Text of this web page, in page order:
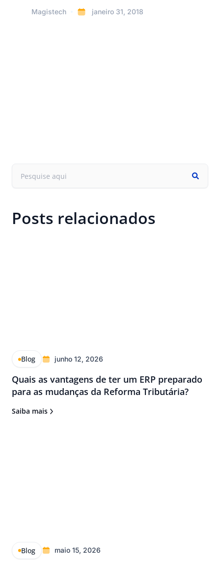
Magistech janeiro 31, 2018
Posts relacionados
Blog junho 12, 2026
Quais as vantagens de ter um ERP preparado
para as mudanças da Reforma Tributária?
Saiba mais
Blog maio 15, 2026